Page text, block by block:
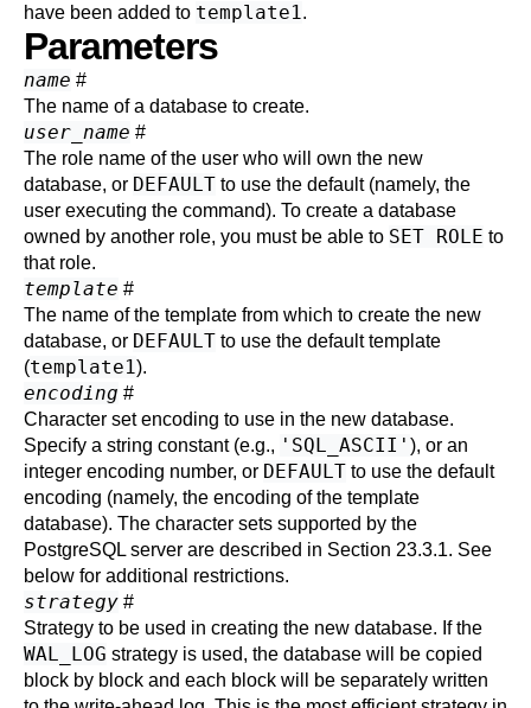
have been added to template1.
Parameters
name #
The name of a database to create.
user_name #
The role name of the user who will own the new
database, or DEFAULT to use the default (namely, the
user executing the command). To create a database
owned by another role, you must be able to SET ROLE to
that role.
template #
The name of the template from which to create the new
database, or DEFAULT to use the default template
(template1).
encoding #
Character set encoding to use in the new database.
Specify a string constant (e.g., 'SQL_ASCII' ), or an
integer encoding number, or DEFAULT to use the default
encoding (namely, the encoding of the template
database). The character sets supported by the
PostgreSQL server are described in Section 23.3.1. See
below for additional restrictions.
strategy #
Strategy to be used in creating the new database. If the
WAL_LOG strategy is used, the database will be copied
block by block and each block will be separately written